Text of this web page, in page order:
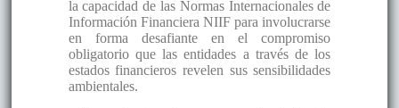
la capacidad de las Normas Internacionales de
Información Financiera NIIF para involucrarse
en forma desafiante en el compromiso
obligatorio que las entidades a través de los
estados financieros revelen sus sensibilidades
ambientales.